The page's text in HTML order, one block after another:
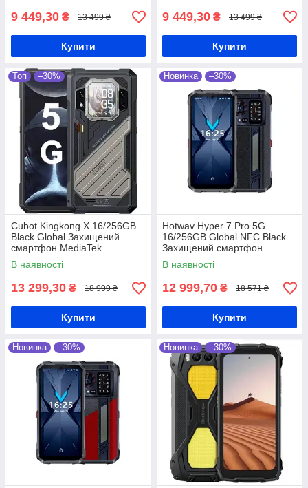
9 449,30 ₴ 13 499 ₴
Купити
9 449,30 ₴ 13 499 ₴
Купити
Топ –30%
Cubot Kingkong X 16/256GB
Black Global Захищений
смартфон MediaTek
Dimensity 7050 10200 мАг
В наявності
13 299,30 ₴ 18 999 ₴
Купити
Новинка –30%
Hotwav Hyper 7 Pro 5G
16/256GB Global NFC Black
Захищений смартфон
Dimensity 7050 10800 мАг
В наявності
12 999,70 ₴ 18 571 ₴
Купити
Новинка –30% Новинка –30%